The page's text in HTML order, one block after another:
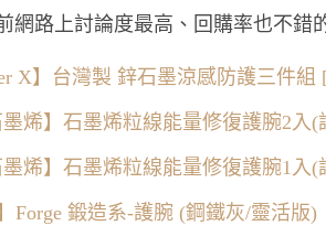
網路上討論度最高、回購率也不錯
X】台灣製 鋅石墨涼感防護三件
墨烯】石墨烯粒線能量修復護腕2
墨烯】石墨烯粒線能量修復護腕1
】Forge 鍛造系-護腕 (鋼鐵灰/靈活